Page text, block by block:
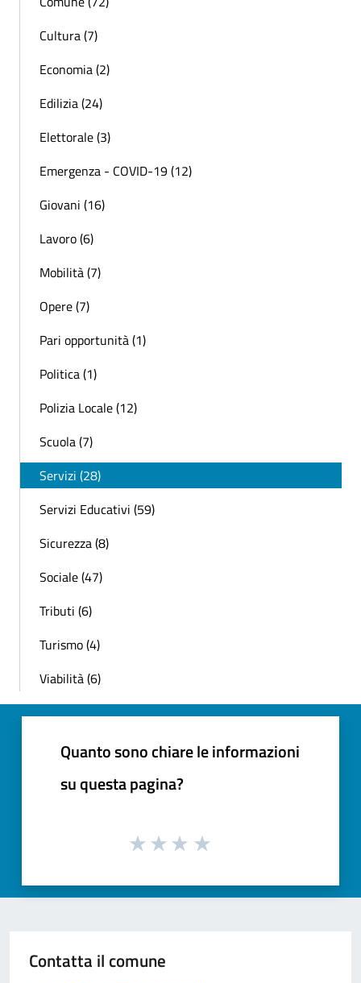
Cultura (7)
Economia (2)
Edilizia (24)
Elettorale (3)
Emergenza - COVID-19 (12)
Giovani (16)
Lavoro (6)
Mobilità (7)
Opere (7)
Pari opportunità (1)
Politica (1)
Polizia Locale (12)
Scuola (7)
Servizi (28)
Servizi Educativi (59)
Sicurezza (8)
Sociale (47)
Tributi (6)
Turismo (4)
Viabilità (6)
Quanto sono chiare le informazioni
su questa pagina?
Contatta il comune